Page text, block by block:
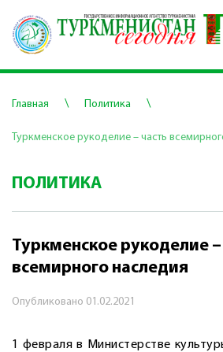
Главная \ Политика \
Туркменское рукоделие – часть
ПОЛИТИКА
Туркменское рукоделие –
всемирного наследия
Опубликовано 01.02.2021
1 февраля в Министерстве